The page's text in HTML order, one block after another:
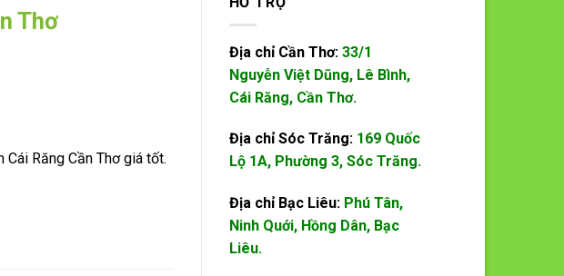
Thơ
Răng Cần Thơ giá tốt.
Địa chỉ Cần Thơ: 33/1
Nguyễn Việt Dũng, Lê Bình,
Cái Răng, Cần Thơ.
Địa chỉ Sóc Trăng: 169 Quốc
Lộ 1A, Phường 3, Sóc Trăng.
Địa chỉ Bạc Liêu: Phú Tân,
Ninh Quới, Hồng Dân, Bạc
Liêu.